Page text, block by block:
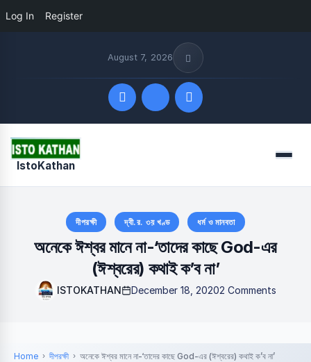
Log In Register
August 7, 2026
Quick Links
IstoKathan Menu
দীপরক্ষী দ্বী.র. ৩য় খণ্ড ধর্ম ও মানবতা
অনেকে ঈশ্বর মানে না-‘তাদের কাছে God-এর
(ঈশ্বরের) কথাই ক’ব না’
ISTOKATHAN December 18, 20202 Comments
Home দীপরক্ষী অনেকে ঈশ্বর মানে না-‘তাদের কাছে God-এর (ঈশ্বরের) কথাই ক’ব না’